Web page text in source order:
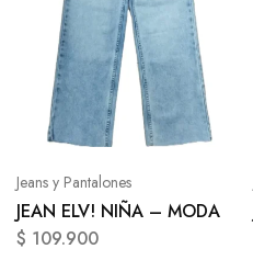
Jeans y Pantalones
JEAN ELV! NIÑA – MODA
$ 109.900